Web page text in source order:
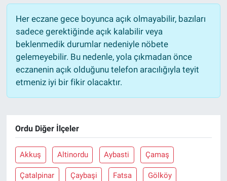
Her eczane gece boyunca açık olmayabilir, bazıları
sadece gerektiğinde açık kalabilir veya
beklenmedik durumlar nedeniyle nöbete
gelemeyebilir. Bu nedenle, yola çıkmadan önce
eczanenin açık olduğunu telefon aracılığıyla teyit
etmeniz iyi bir fikir olacaktır.
Ordu Diğer İlçeler
Akkuş Altinordu Aybasti Çamaş
Çatalpinar Çaybaşi Fatsa Gölköy